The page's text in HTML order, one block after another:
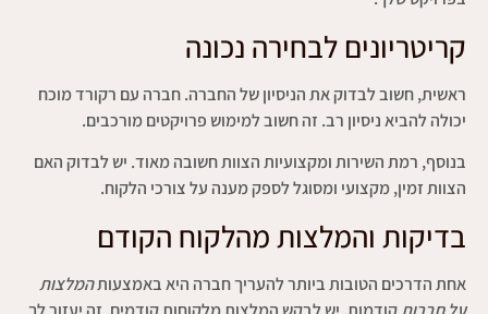
קריטריונים לבחירה נכונה
ראשית, חשוב לבדוק את הניסיון של החברה. חברה עם רקורד מוכח
יכולה להביא ניסיון רב. זה חשוב למימוש פרויקטים מורכבים.
בנוסף, רמת השירות ומקצועיות הצוות חשובה מאוד. יש לבדוק האם
הצוות זמין, מקצועי ומסוגל לספק מענה על צורכי הלקוח.
בדיקות והמלצות מהלקוח הקודם
אחת הדרכים הטובות ביותר להעריך חברה היא באמצעותהמלצות